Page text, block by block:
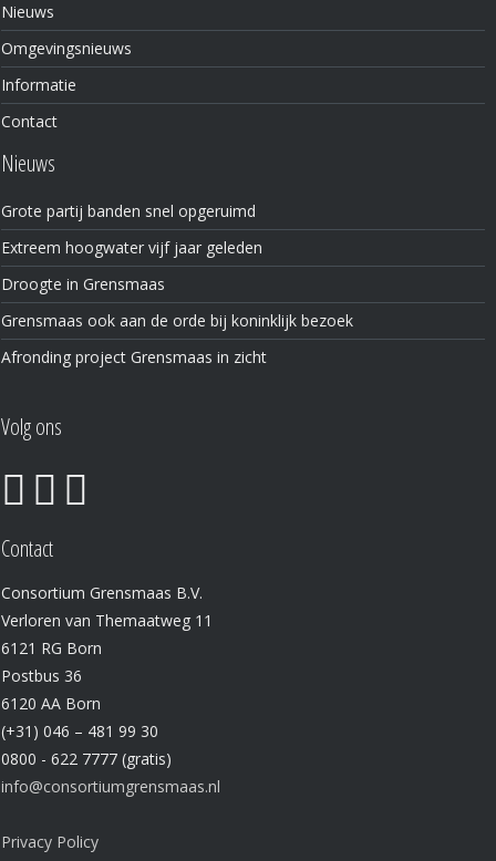
Nieuws
Omgevingsnieuws
Informatie
Contact
Nieuws
Grote partij banden snel opgeruimd
Extreem hoogwater vijf jaar geleden
Droogte in Grensmaas
Grensmaas ook aan de orde bij koninklijk bezoek
Afronding project Grensmaas in zicht
Volg ons
Contact
Consortium Grensmaas B.V.
Verloren van Themaatweg 11
6121 RG Born
Postbus 36
6120 AA Born
(+31) 046 – 481 99 30
0800 - 622 7777 (gratis)
info@consortiumgrensmaas.nl
Privacy Policy